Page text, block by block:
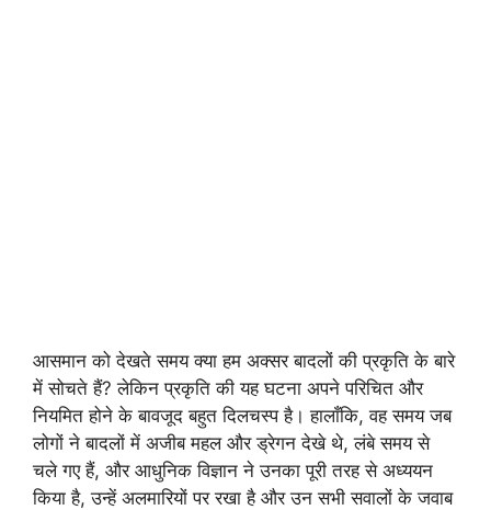
आसमान को देखते समय क्या हम अक्सर बादलों की प्रकृति के बारे
में सोचते हैं? लेकिन प्रकृति की यह घटना अपने परिचित और
नियमित होने के बावजूद बहुत दिलचस्प है। हालाँकि, वह समय जब
लोगों ने बादलों में अजीब महल और ड्रेगन देखे थे, लंबे समय से
चले गए हैं, और आधुनिक विज्ञान ने उनका पूरी तरह से अध्ययन
किया है, उन्हें अलमारियों पर रखा है और उन सभी सवालों के जवाब